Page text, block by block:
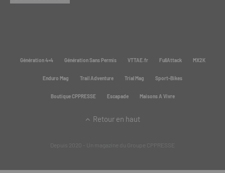
Génération 4×4 Génération Sans Permis VTTAE.fr FullAttack MX2K
Enduro Mag Trail Adventure Trial Mag Sport-Bikes
Boutique CPPRESSE Escapade Maisons A Vivre
Retour en haut
Depuis 2020 - Un magazine du Groupe CPPRESSE